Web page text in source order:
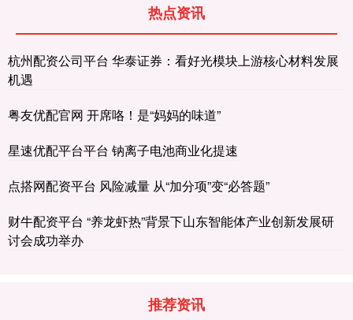
热点资讯
杭州配资公司平台 华泰证券：看好光模块上游核心材料发展
机遇
粤友优配官网 开席咯！是“妈妈的味道”
星速优配平台平台 钠离子电池商业化提速
点搭网配资平台 风险减量 从“加分项”变“必答题”
财牛配资平台 “养龙虾热”背景下山东智能体产业创新发展研
讨会成功举办
推荐资讯